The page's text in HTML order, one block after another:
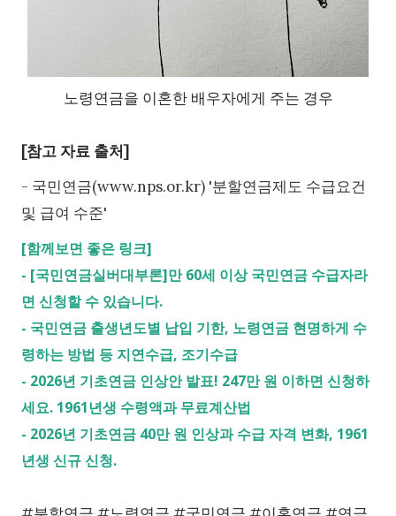
노령연금을 이혼한 배우자에게 주는 경우
[참고 자료 출처]
- 국민연금(www.nps.or.kr) '분할연금제도 수급요건
및 급여 수준'
[함께보면 좋은 링크]
- [국민연금실버대부론]만 60세 이상 국민연금 수급자라
면 신청할 수 있습니다.
- 국민연금 출생년도별 납입 기한, 노령연금 현명하게 수
령하는 방법 등 지연수급, 조기수급
- 2026년 기초연금 인상안 발표! 247만 원 이하면 신청하
세요. 1961년생 수령액과 무료계산법
- 2026년 기초연금 40만 원 인상과 수급 자격 변화, 1961
년생 신규 신청.